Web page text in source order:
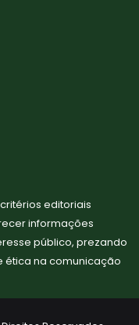
editoriais
informações
público, prezando
ética na comunicação